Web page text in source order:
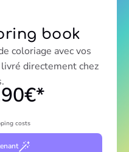
book
coloriage avec vos
directement chez
costs